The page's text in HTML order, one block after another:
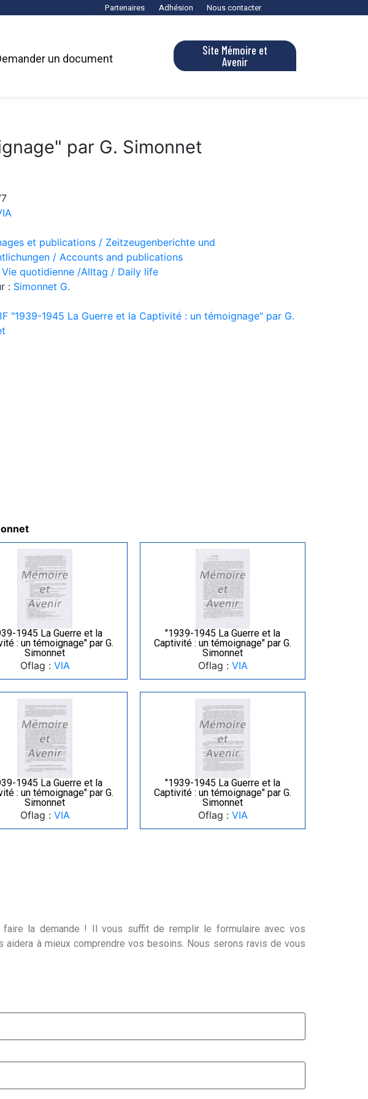
Partenaires Adhésion Nous contacter
un document
Site Mémoire et
Avenir
par G. Simonnet
et publications / Zeitzeugenberichte und
/ Accounts and publications
Vie quotidienne /Alltag / Daily life
: Simonnet G.
"1939-1945 La Guerre et la Captivité : un témoignage" par G.
1945 La Guerre et la
: un témoignage" par G.
Simonnet
Oflag : VIA
"1939-1945 La Guerre et la
Captivité : un témoignage" par G.
Simonnet
Oflag : VIA
1945 La Guerre et la
: un témoignage" par G.
Simonnet
Oflag : VIA
"1939-1945 La Guerre et la
Captivité : un témoignage" par G.
Simonnet
Oflag : VIA
faire la demande ! Il vous suffit de remplir le formulaire avec vos
à mieux comprendre vos besoins. Nous serons ravis de vous